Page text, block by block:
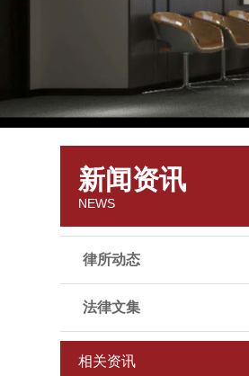
新闻资讯
NEWS
律所动态
法律文集
相关资讯